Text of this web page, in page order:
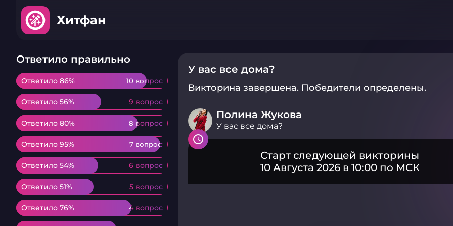
Хитфан
Ответило правильно
Ответило 86% 10 вопрос
Ответило 86% 10 вопрос
Ответило 56% 9 вопрос
Ответило 56% 9 вопрос
Ответило 80% 8 вопрос
Ответило 80% 8 вопрос
Ответило 95% 7 вопрос
Ответило 95% 7 вопрос
Ответило 54% 6 вопрос
Ответило 54% 6 вопрос
Ответило 51% 5 вопрос
Ответило 51% 5 вопрос
Ответило 76% 4 вопрос
Ответило 76% 4 вопрос
У вас все дома?
Викторина завершена. Победители определены.
Полина Жукова
У вас все дома?
Старт следующей викторины
10 Августа 2026 в 10:00 по МСК